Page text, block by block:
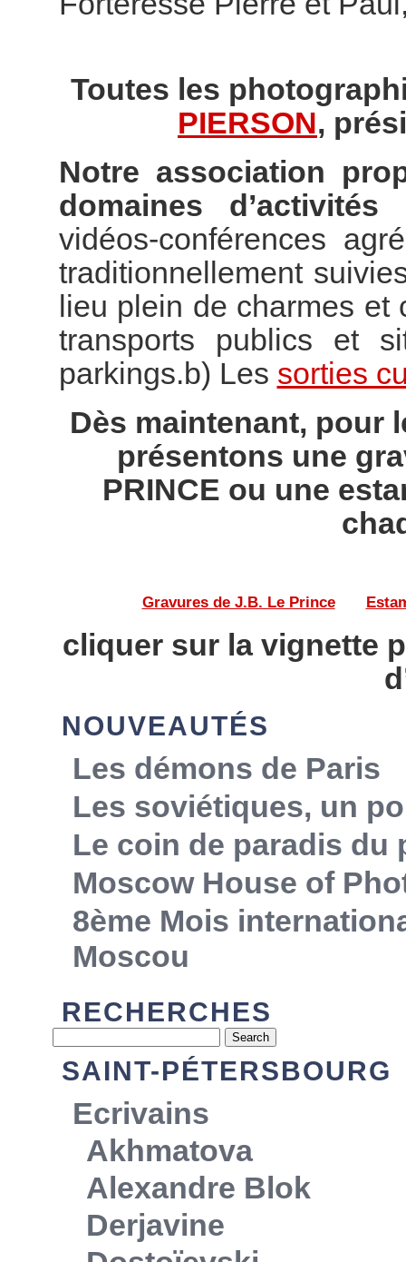
Toutes les
PIERSON,
Notre association
domaines d’activités
vidéos-conférences
traditionnellement
lieu plein de charmes et
transports publics et
parkings.b) Les sorties
Dès maintenant, pour
présentons une
PRINCE ou une
Gravures de J.B. Le Prince——
cliquer sur la vignette
NOUVEAUTÉS
Les démons de Paris
Les soviétiques, un
Le coin de paradis du
Moscow House of
8ème Mois
Moscou
RECHERCHES
SAINT-PÉTERSBOURG
Ecrivains
Akhmatova
Alexandre Blok
Derjavine